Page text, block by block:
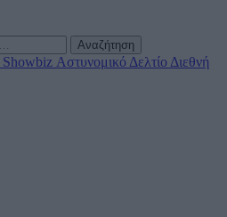
Αναζήτηση
Showbiz Αστυνομικό Δελτίο Διεθνή